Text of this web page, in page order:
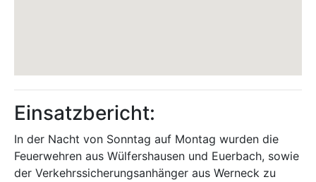
Einsatzbericht:
In der Nacht von Sonntag auf Montag wurden die
Feuerwehren aus Wülfershausen und Euerbach, sowie
der Verkehrssicherungsanhänger aus Werneck zu